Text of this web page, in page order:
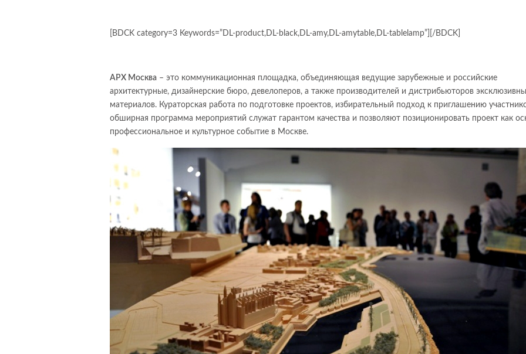
[BDCK category=3 Keywords=”DL-product,DL-black,DL-amy,DL-amytable,DL-tablelamp”][/BDCK]
АРХ Москва – это коммуникационная площадка, объединяющая ведущие зарубежные и российские
архитектурные, дизайнерские бюро, девелоперов, а также производителей и дистрибьюторов
материалов. Кураторская работа по подготовке проектов, избирательный подход к приглашению
обширная программа мероприятий служат гарантом качества и позволяют позиционировать проект как
профессиональное и культурное событие в Москве.